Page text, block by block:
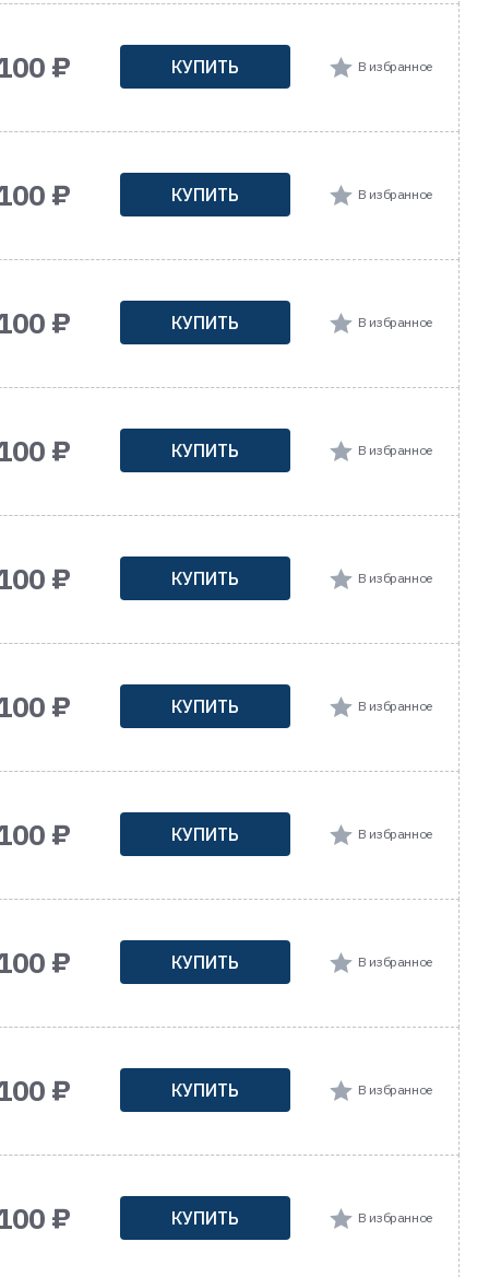
₽ КУПИТЬ В избранное
₽ КУПИТЬ В избранное
₽ КУПИТЬ В избранное
₽ КУПИТЬ В избранное
₽ КУПИТЬ В избранное
₽ КУПИТЬ В избранное
₽ КУПИТЬ В избранное
₽ КУПИТЬ В избранное
₽ КУПИТЬ В избранное
₽ КУПИТЬ В избранное